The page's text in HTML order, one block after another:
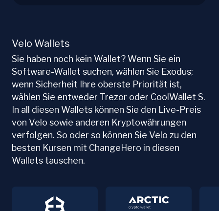
Velo Wallets
Sie haben noch kein Wallet? Wenn Sie ein
Software-Wallet suchen, wählen Sie Exodus;
wenn Sicherheit Ihre oberste Priorität ist,
wählen Sie entweder Trezor oder CoolWallet S.
In all diesen Wallets können Sie den Live-Preis
von Velo sowie anderen Kryptowährungen
verfolgen. So oder so können Sie Velo zu den
besten Kursen mit ChangeHero in diesen
Wallets tauschen.